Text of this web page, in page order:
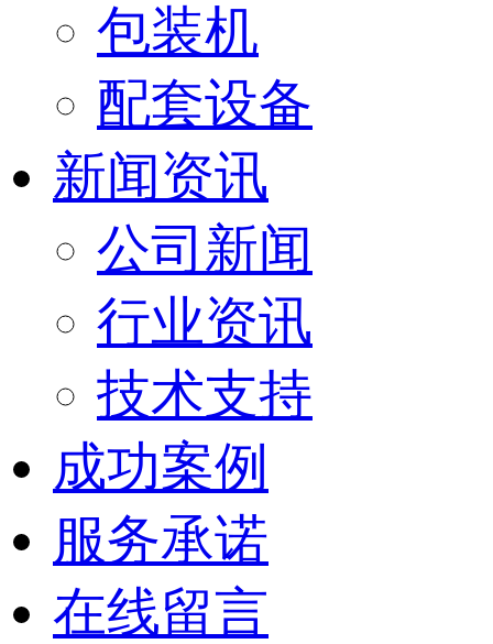
包装机
配套设备
新闻资讯
公司新闻
行业资讯
技术支持
成功案例
服务承诺
在线留言